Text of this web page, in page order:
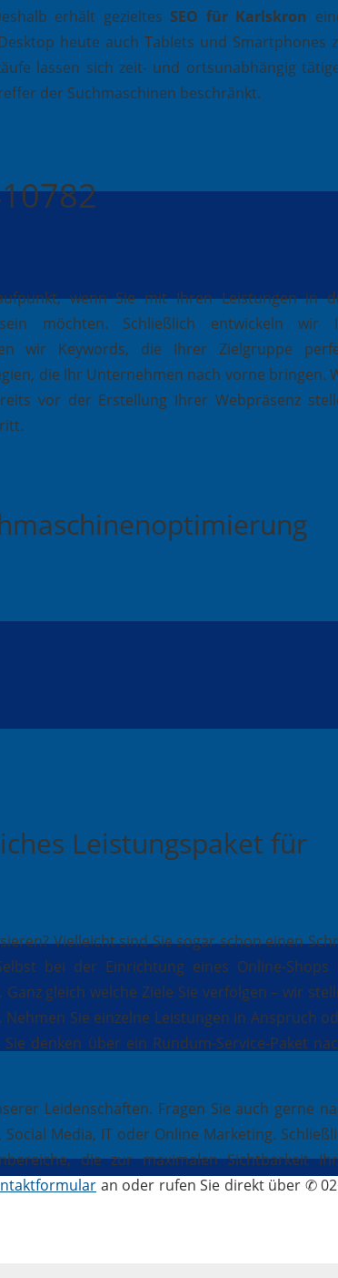
erhält gezieltesSEO für Karlskron
heute auch Tablets und Smartphones
lassen sich zeit- und ortsunabhängig
der Suchmaschinen beschränkt.
wenn Sie mit Ihren Leistungen in
möchten. Schließlich entwickeln wir
wir Keywords, die Ihrer Zielgruppe
die Ihr Unternehmen nach vorne bringen.
vor der Erstellung Ihrer Webpräsenz
Leistungspaket für
Vielleicht sind Sie sogar schon einen
bei der Einrichtung eines Online-Shops
gleich welche Ziele Sie verfolgen – wir
Sie einzelne Leistungen in Anspruch
denken über ein Rundum-Service-Paket
Leidenschaften. Fragen Sie auch gerne
Media, IT oder Online Marketing.
die zur maximalen Sichtbarkeit
an oder rufen Sie direkt über ✆